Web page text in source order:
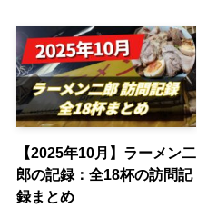
【2025年10月】ラーメン二
郎の記録：全18杯の訪問記
録まとめ